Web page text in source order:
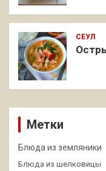
СЕУЛ
Метки
Блюда из земляники
Блюда из шелковицы